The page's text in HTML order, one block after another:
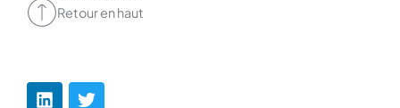
Retour en haut